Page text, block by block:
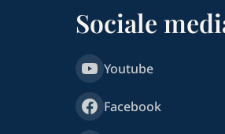
Sociale
Youtube
Facebook